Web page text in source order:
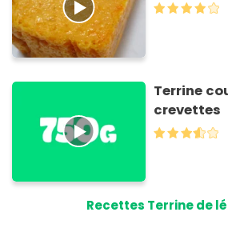
Terrine
crevettes
Recettes Terrine de